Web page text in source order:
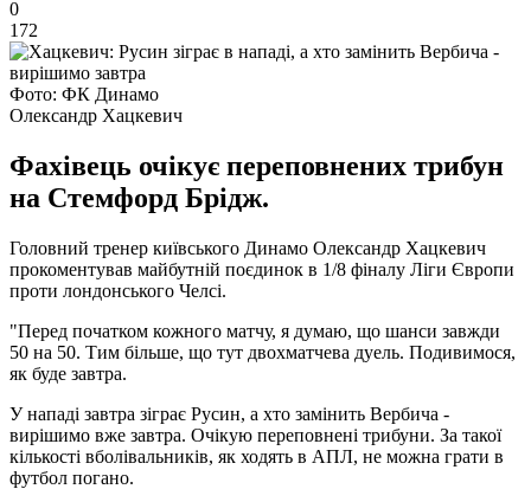
0
172
Фото: ФК Динамо
Олександр Хацкевич
Фахівець очікує переповнених трибун
на Стемфорд Брідж.
Головний тренер київського Динамо Олександр Хацкевич
прокоментував майбутній поєдинок в 1/8 фіналу Ліги Європи
проти лондонського Челсі.
"Перед початком кожного матчу, я думаю, що шанси завжди
50 на 50. Тим більше, що тут двохматчева дуель. Подивимося,
як буде завтра.
У нападі завтра зіграє Русин, а хто замінить Вербича -
вирішимо вже завтра. Очікую переповнені трибуни. За такої
кількості вболівальників, як ходять в АПЛ, не можна грати в
футбол погано.